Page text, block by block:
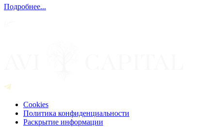
Подробнее...
Cookies
Политика конфиденциальности
Раскрытие информации